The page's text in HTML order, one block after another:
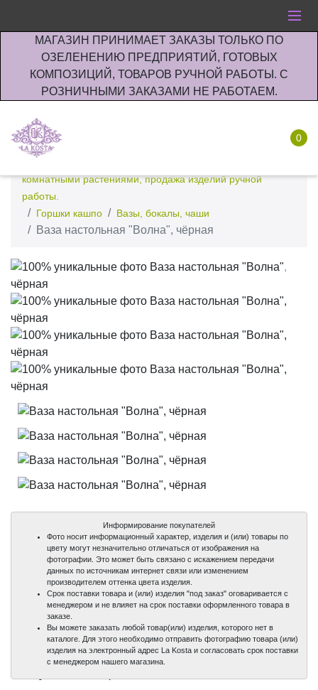
МАГАЗИН ПРИНИМАЕТ ЗАКАЗЫ ТОЛЬКО ПО
ОЗЕЛЕНЕНИЮ ПРЕДПРИЯТИЙ, ГОТОВЫХ
КОМПОЗИЦИЙ, ТОВАРОВ РУЧНОЙ РАБОТЫ. С
РОЗНИЧНЫМИ ЗАКАЗАМИ НЕ РАБОТАЕМ.
0
комнатными растениями, продажа изделий ручной
работы.
Горшки кашпо
Вазы, бокалы, чаши
Ваза настольная "Волна", чёрная
100%
100%
100%
100%
Информирование покупателей
Фото носит информационный характер, изделия и (или) товары по
цвету могут незначительно отличаться от изображения на
фотографии. Это может быть связано с искажением передачи
данных по источникам интернет связи или изменением
производителем оттенка цвета изделия.
Срок поставки товара и (или) изделия "под заказ" оговаривается с
менеджером и не влияет на срок поставки оформленного товара в
заказе.
Вы можете заказать любой товар(или) изделия, которого нет в
каталоге. Для этого необходимо отправить фотографию товара (или)
изделия на электронный адрес La Kosta и согласовать срок поставки
с менеджером нашего магазина.